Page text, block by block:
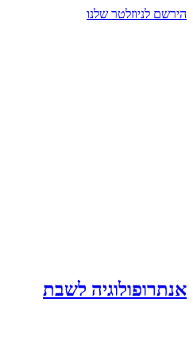
הירשם לניוזלטר שלנו
אנתרופולוגיה לשבת